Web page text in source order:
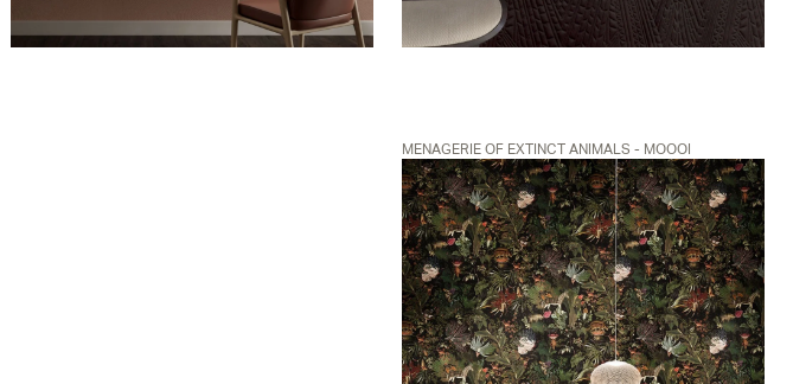
MENAGERIE OF EXTINCT ANIMALS - MOOOI